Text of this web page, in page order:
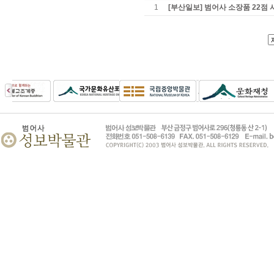
1
[부산일보] 범어사 소장품 22점